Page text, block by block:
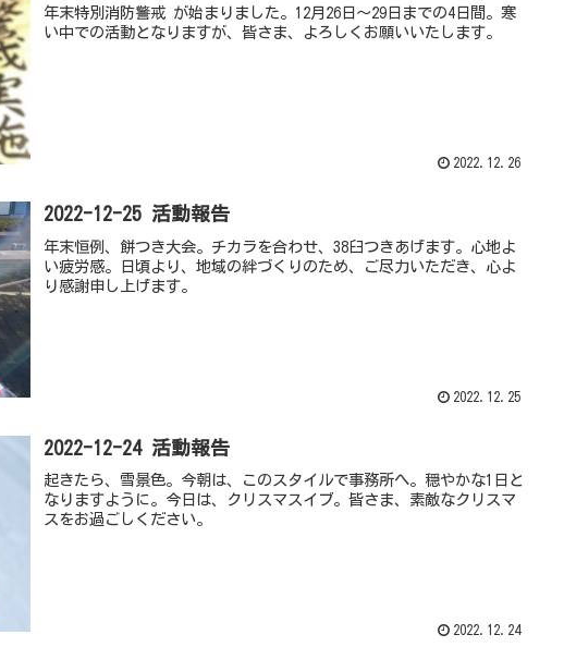
年末特別消防警戒 が始まりました。12月26日～29日までの4日間。寒
い中での活動となりますが、皆さま、よろしくお願いいたします。
2022.12.26
2022-12-25 活動報告
年末恒例、餅つき大会。チカラを合わせ、38臼つきあげます。心地よ
い疲労感。日頃より、地域の絆づくりのため、ご尽力いただき、心よ
り感謝申し上げます。
2022.12.25
2022-12-24 活動報告
起きたら、雪景色。今朝は、このスタイルで事務所へ。穏やかな1日と
なりますように。今日は、クリスマスイブ。皆さま、素敵なクリスマ
スをお過ごしください。
2022.12.24